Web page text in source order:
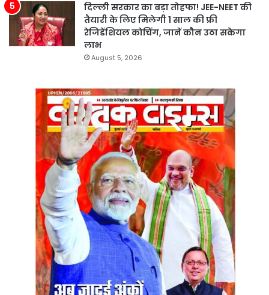
दिल्ली सरकार का बड़ा तोहफा! JEE-NEET की
तैयारी के लिए मिलेगी 1 साल की फ्री
रेजिडेंशियल कोचिंग, जानें कौन उठा सकेगा
लाभ
August 5, 2026